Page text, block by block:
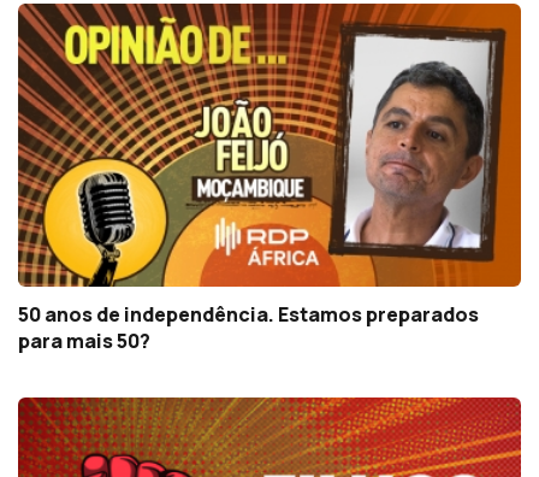
50 anos de independência. Estamos preparados
para mais 50?